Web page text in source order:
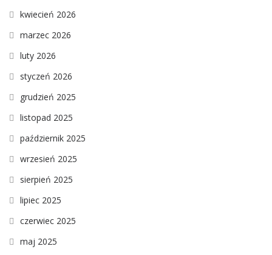
kwiecień 2026
marzec 2026
luty 2026
styczeń 2026
grudzień 2025
listopad 2025
październik 2025
wrzesień 2025
sierpień 2025
lipiec 2025
czerwiec 2025
maj 2025